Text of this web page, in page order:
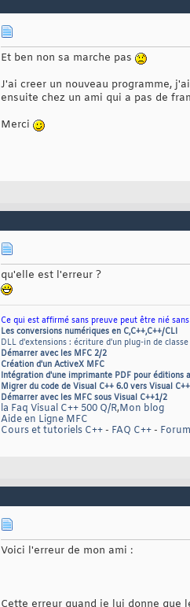
Et ben non sa marche pas
J'ai creer un nouveau programme,
ensuite chez un ami qui a pas de
Merci
qu'elle est l'erreur ?
Ce qui est affirmé sans preuve peut être nié
Les conversions numériques en C,C++,C++/CLI
DLL d'extensions : écriture d'un plug-in de classe
Démarrer avec les MFC 2/2
Création d'un ActiveX MFC
Intégration d'une imprimante PDF pour éditions
Migrer du code de Visual C++ 6.0 vers Visual
Démarrer avec les MFC sous Visual C++1/2
la Faq Visual C++ 500 Q/R,Mon blog
Aide en Ligne MFC
Cours et tutoriels C++- FAQ C++-
Voici l'erreur de mon ami :
Cette erreur quand je lui donne que